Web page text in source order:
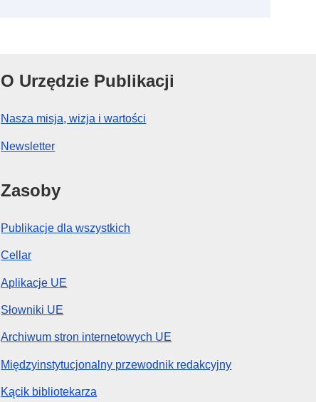
O Urzędzie Publikacji
Nasza misja, wizja i wartości
Newsletter
Zasoby
Publikacje dla wszystkich
Cellar
Aplikacje UE
Słowniki UE
Archiwum stron internetowych UE
Międzyinstytucjonalny przewodnik redakcyjny
Kącik bibliotekarza